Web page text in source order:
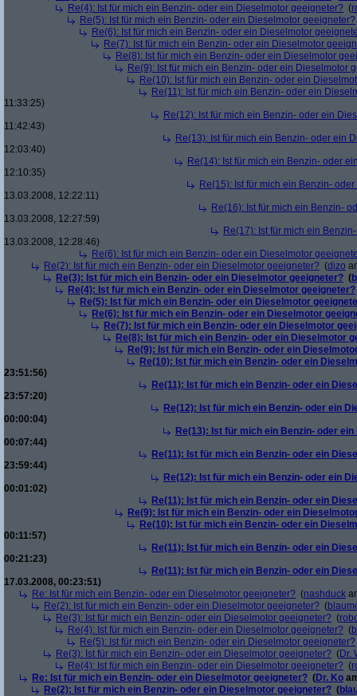
Re(4): Ist für mich ein Benzin- oder ein Dieselmotor geeigneter? (
Re(5): Ist für mich ein Benzin- oder ein Dieselmotor geeigneter?
Re(6): Ist für mich ein Benzin- oder ein Dieselmotor
Re(7): Ist für mich ein Benzin- oder ein Dieselmotor
Re(8): Ist für mich ein Benzin- oder ein Dieselmotor
Re(9): Ist für mich ein Benzin- oder ein Dieselmotor
Re(10): Ist für mich ein Benzin- oder ein
Re(11): Ist für mich ein Benzin- oder ein
11:33:25)
Re(12): Ist für mich ein Benzin- oder ein
11:42:43)
Re(13): Ist für mich ein Benzin- oder ein
12:03:40)
Re(14): Ist für mich ein Benzin- oder
12:10:35)
Re(15): Ist für mich ein Benzin-
13.03.2008, 12:22:11)
Re(16): Ist für mich ein Benzin-
13.03.2008, 12:27:59)
Re(17): Ist für mich ein
13.03.2008, 12:28:46)
Re(6): Ist für mich ein Benzin- oder ein Dieselmotor
Re(2): Ist für mich ein Benzin- oder ein Dieselmotor geeigneter? (dizo
Re(3): Ist für mich ein Benzin- oder ein Dieselmotor geeigneter? (
Re(4): Ist für mich ein Benzin- oder ein Dieselmotor geeigneter?
Re(5): Ist für mich ein Benzin- oder ein Dieselmotor
Re(6): Ist für mich ein Benzin- oder ein Dieselmotor
Re(7): Ist für mich ein Benzin- oder ein Dieselmotor
Re(8): Ist für mich ein Benzin- oder ein Dieselmotor
Re(9): Ist für mich ein Benzin- oder ein
Re(10): Ist für mich ein Benzin- oder ein
23:51:56)
Re(11): Ist für mich ein Benzin- oder ein
23:57:20)
Re(12): Ist für mich ein Benzin- oder ein
00:00:04)
Re(13): Ist für mich ein Benzin- oder
00:07:44)
Re(11): Ist für mich ein Benzin- oder ein
23:59:44)
Re(12): Ist für mich ein Benzin- oder ein
00:01:02)
Re(11): Ist für mich ein Benzin- oder ein
Re(9): Ist für mich ein Benzin- oder ein
Re(10): Ist für mich ein Benzin- oder ein
00:11:57)
Re(11): Ist für mich ein Benzin- oder ein
00:21:23)
Re(11): Ist für mich ein Benzin- oder ein
17.03.2008, 00:23:51)
Re: Ist für mich ein Benzin- oder ein Dieselmotor geeigneter? (nashduck
Re(2): Ist für mich ein Benzin- oder ein Dieselmotor geeigneter? (
Re(3): Ist für mich ein Benzin- oder ein Dieselmotor geeigneter? (
Re(4): Ist für mich ein Benzin- oder ein Dieselmotor geeigneter? (
Re(5): Ist für mich ein Benzin- oder ein Dieselmotor geeigneter?
Re(3): Ist für mich ein Benzin- oder ein Dieselmotor geeigneter? (Dr.
Re(4): Ist für mich ein Benzin- oder ein Dieselmotor geeigneter? (
Re: Ist für mich ein Benzin- oder ein Dieselmotor geeigneter? (Dr. Ko
Re(2): Ist für mich ein Benzin- oder ein Dieselmotor geeigneter? (